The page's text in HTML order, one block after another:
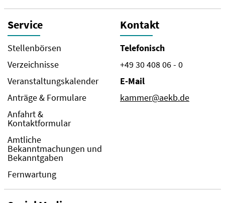
Service
Stellenbörsen
Verzeichnisse
Veranstaltungskalender
Anträge & Formulare
Anfahrt &
Kontaktformular
Amtliche
Bekanntmachungen und
Bekanntgaben
Fernwartung
Kontakt
Telefonisch
+49 30 408 06 - 0
E-Mail
kammer@aekb.de